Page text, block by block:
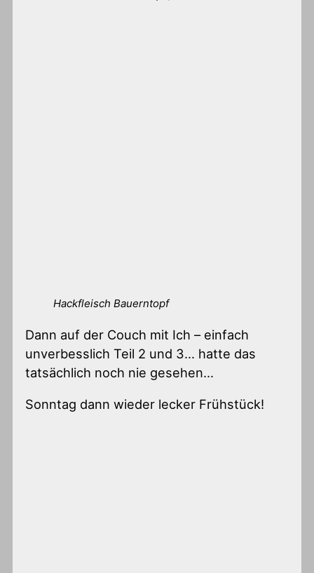
Hackfleisch Bauerntopf
Dann auf der Couch mit Ich – einfach
unverbesslich Teil 2 und 3… hatte das
tatsächlich noch nie gesehen…
Sonntag dann wieder lecker Frühstück!